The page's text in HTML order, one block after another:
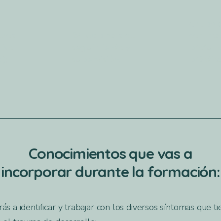
Conocimientos que vas a
incorporar durante la formación:
a identificar y trabajar con los diversos síntomas que